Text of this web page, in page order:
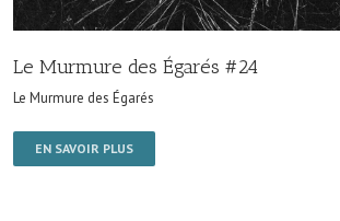
Le Murmure des Égarés #24
Le Murmure des Égarés
EN SAVOIR PLUS